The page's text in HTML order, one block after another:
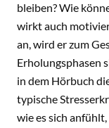
bleiben? Wie
wirkt auch
an, wird er zum
Erholungsphasen
in dem Hörbuch
typische
wie es sich